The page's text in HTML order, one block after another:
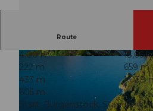
©
Route
4:00 h
13,66
222 m
659 m
433 m
1.038
605 m
Start: Bürgenstock,